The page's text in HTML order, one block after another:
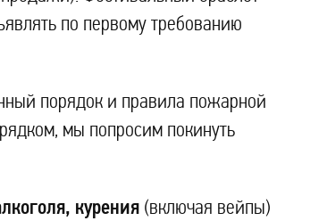
по первому требованию
порядок и правила пожарной
мы попросим покинуть
курения (включая вейпы)